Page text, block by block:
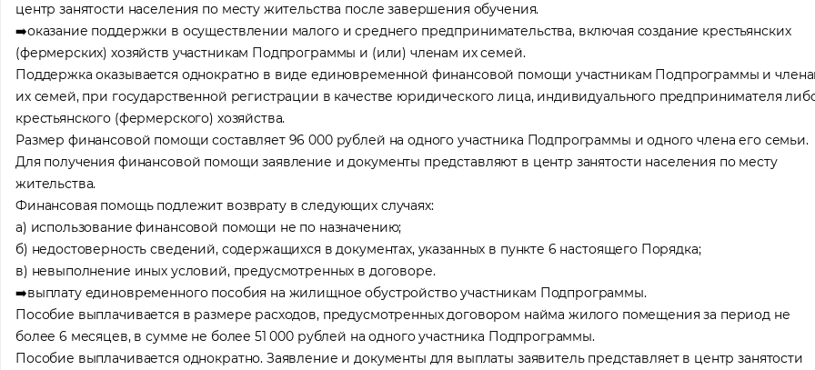
центр занятости населения по месту жительства после завершения обучения.
➡️оказание поддержки в осуществлении малого и среднего предпринимательства, включая создание крестьянских
(фермерских) хозяйств участникам Подпрограммы и (или) членам их семей.
Поддержка оказывается однократно в виде единовременной финансовой помощи участникам Подпрограммы и
их семей, при государственной регистрации в качестве юридического лица, индивидуального предпринимателя
крестьянского (фермерского) хозяйства.
Размер финансовой помощи составляет 96 000 рублей на одного участника Подпрограммы и одного члена его семьи.
Для получения финансовой помощи заявление и документы представляют в центр занятости населения по месту
жительства.
Финансовая помощь подлежит возврату в следующих случаях:
а) использование финансовой помощи не по назначению;
б) недостоверность сведений, содержащихся в документах, указанных в пункте 6 настоящего Порядка;
в) невыполнение иных условий, предусмотренных в договоре.
➡️выплату единовременного пособия на жилищное обустройство участникам Подпрограммы.
Пособие выплачивается в размере расходов, предусмотренных договором найма жилого помещения за период не
более 6 месяцев, в сумме не более 51 000 рублей на одного участника Подпрограммы.
Пособие выплачивается однократно. Заявление и документы для выплаты заявитель представляет в центр занятости
вас локации
Ваше имя
Профессия